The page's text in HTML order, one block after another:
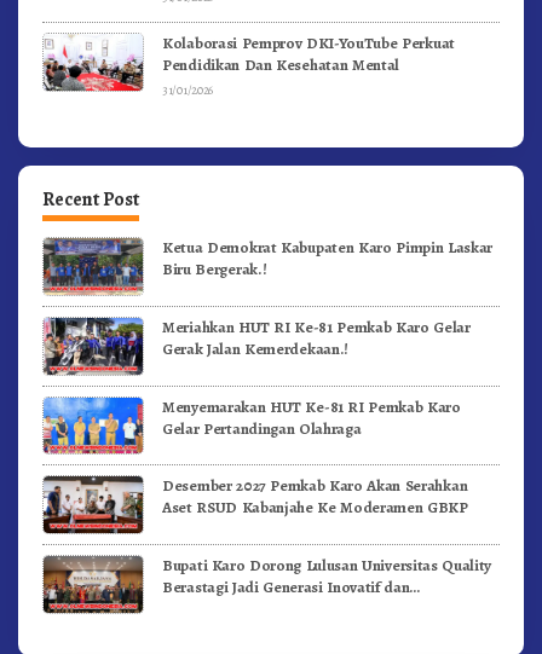
Kolaborasi Pemprov DKI-YouTube Perkuat
Pendidikan Dan Kesehatan Mental
31/01/2026
Recent Post
Ketua Demokrat Kabupaten Karo Pimpin Laskar
Biru Bergerak.!
Meriahkan HUT RI Ke-81 Pemkab Karo Gelar
Gerak Jalan Kemerdekaan.!
Menyemarakan HUT Ke-81 RI Pemkab Karo
Gelar Pertandingan Olahraga
Desember 2027 Pemkab Karo Akan Serahkan
Aset RSUD Kabanjahe Ke Moderamen GBKP
Bupati Karo Dorong Lulusan Universitas Quality
Berastagi Jadi Generasi Inovatif dan